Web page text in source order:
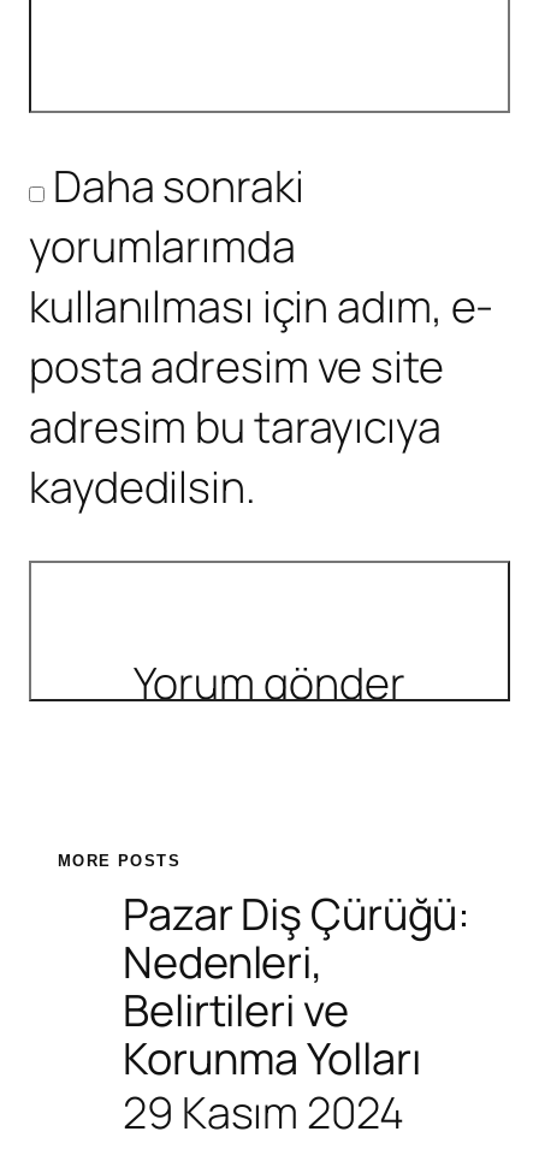
Daha sonraki
yorumlarımda
kullanılması için adım, e-
posta adresim ve site
adresim bu tarayıcıya
kaydedilsin.
MORE POSTS
Pazar Diş Çürüğü:
Nedenleri,
Belirtileri ve
Korunma Yolları
29 Kasım 2024